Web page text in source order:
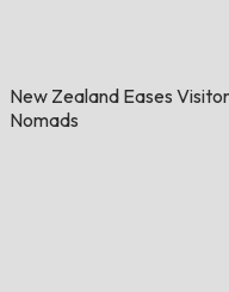
New Zealand Eases
Nomads